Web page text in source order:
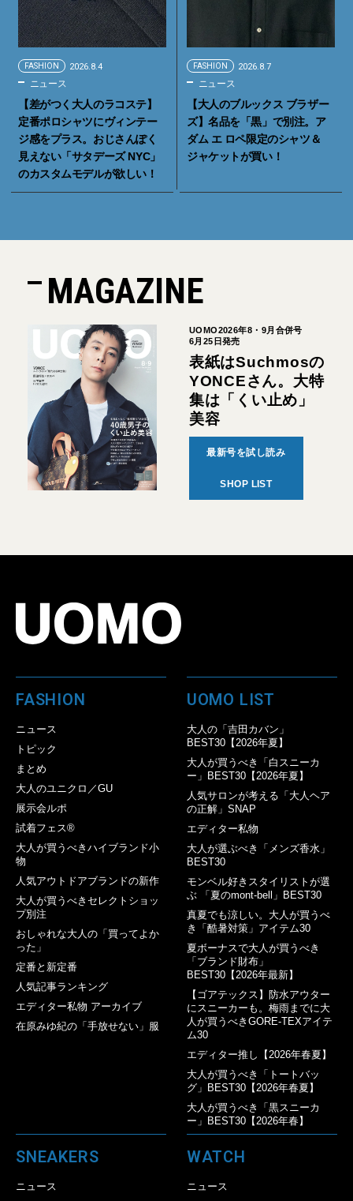
FASHION 2026.8.4
ニュース
【差がつく大人のラコステ】
定番ポロシャツにヴィンテー
ジ感をプラス。おじさんぽく
見えない「サタデーズ NYC」
のカスタムモデルが欲しい！
FASHION 2026.8.7
ニュース
【大人のブルックス ブラザー
ズ】名品を「黒」で別注。ア
ダム エ ロペ限定のシャツ＆
ジャケットが買い！
MAGAZINE
UOMO2026年8・9月合併号
6月25日発売
表紙はSuchmosの
YONCEさん。大特
集は「くい止め」
美容
最新号を試し読み
SHOP LIST
FASHION
ニュース
トピック
まとめ
大人のユニクロ／GU
展示会ルポ
試着フェス®︎
大人が買うべきハイブランド小
物
人気アウトドアブランドの新作
大人が買うべきセレクトショッ
プ別注
おしゃれな大人の「買ってよか
った」
定番と新定番
人気記事ランキング
エディター私物 アーカイブ
在原みゆ紀の「手放せない」服
UOMO LIST
大人の「吉田カバン」
BEST30【2026年夏】
大人が買うべき「白スニーカ
ー」BEST30【2026年夏】
人気サロンが考える「大人ヘア
の正解」SNAP
エディター私物
大人が選ぶべき「メンズ香水」
BEST30
モンベル好きスタイリストが選
ぶ 「夏のmont-bell」BEST30
真夏でも涼しい。大人が買うべ
き「酷暑対策」アイテム30
夏ボーナスで大人が買うべき
「ブランド財布」
BEST30【2026年最新】
【ゴアテックス】防水アウター
にスニーカーも。梅雨までに大
人が買うべきGORE-TEXアイテ
ム30
エディター推し【2026年春夏】
大人が買うべき「トートバッ
グ」BEST30【2026年春夏】
大人が買うべき「黒スニーカ
ー」BEST30【2026年春】
SNEAKERS
ニュース
WATCH
ニュース